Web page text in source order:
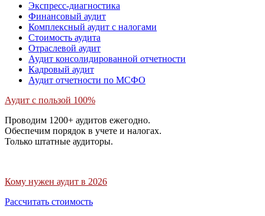
Экспресс-диагностика
Финансовый аудит
Комплексный аудит с налогами
Стоимость аудита
Отраслевой аудит
Аудит консолидированной отчетности
Кадровый аудит
Аудит отчетности по МСФО
Аудит с пользой 100%
Проводим 1200+ аудитов ежегодно.
Обеспечим порядок в учете и налогах.
Только штатные аудиторы.
Кому нужен аудит в 2026
Рассчитать стоимость